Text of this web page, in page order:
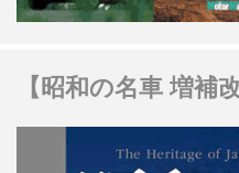
【昭和の名車 増補